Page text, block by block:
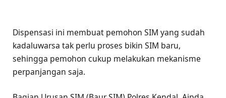
Dispensasi ini membuat pemohon SIM yang sudah
kadaluwarsa tak perlu proses bikin SIM baru,
sehingga pemohon cukup melakukan mekanisme
perpanjangan saja.